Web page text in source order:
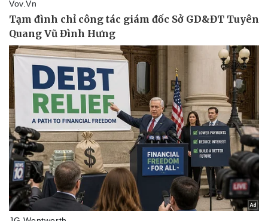
Pháp luật
Vụ án
Quân sự - Quốc phòng
Vũ khí